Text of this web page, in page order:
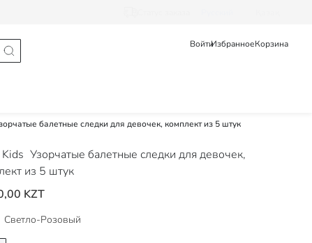
ВойтиИзбранноеКорзина
балетные следки для девочек, комплект из 5 штук
Узорчатые балетные следки для девочек,
из 5 штук
KZT
Светло-Розовый